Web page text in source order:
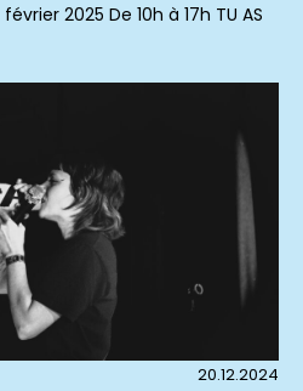
2025 De 10h à 17h TU AS
20.12.2024